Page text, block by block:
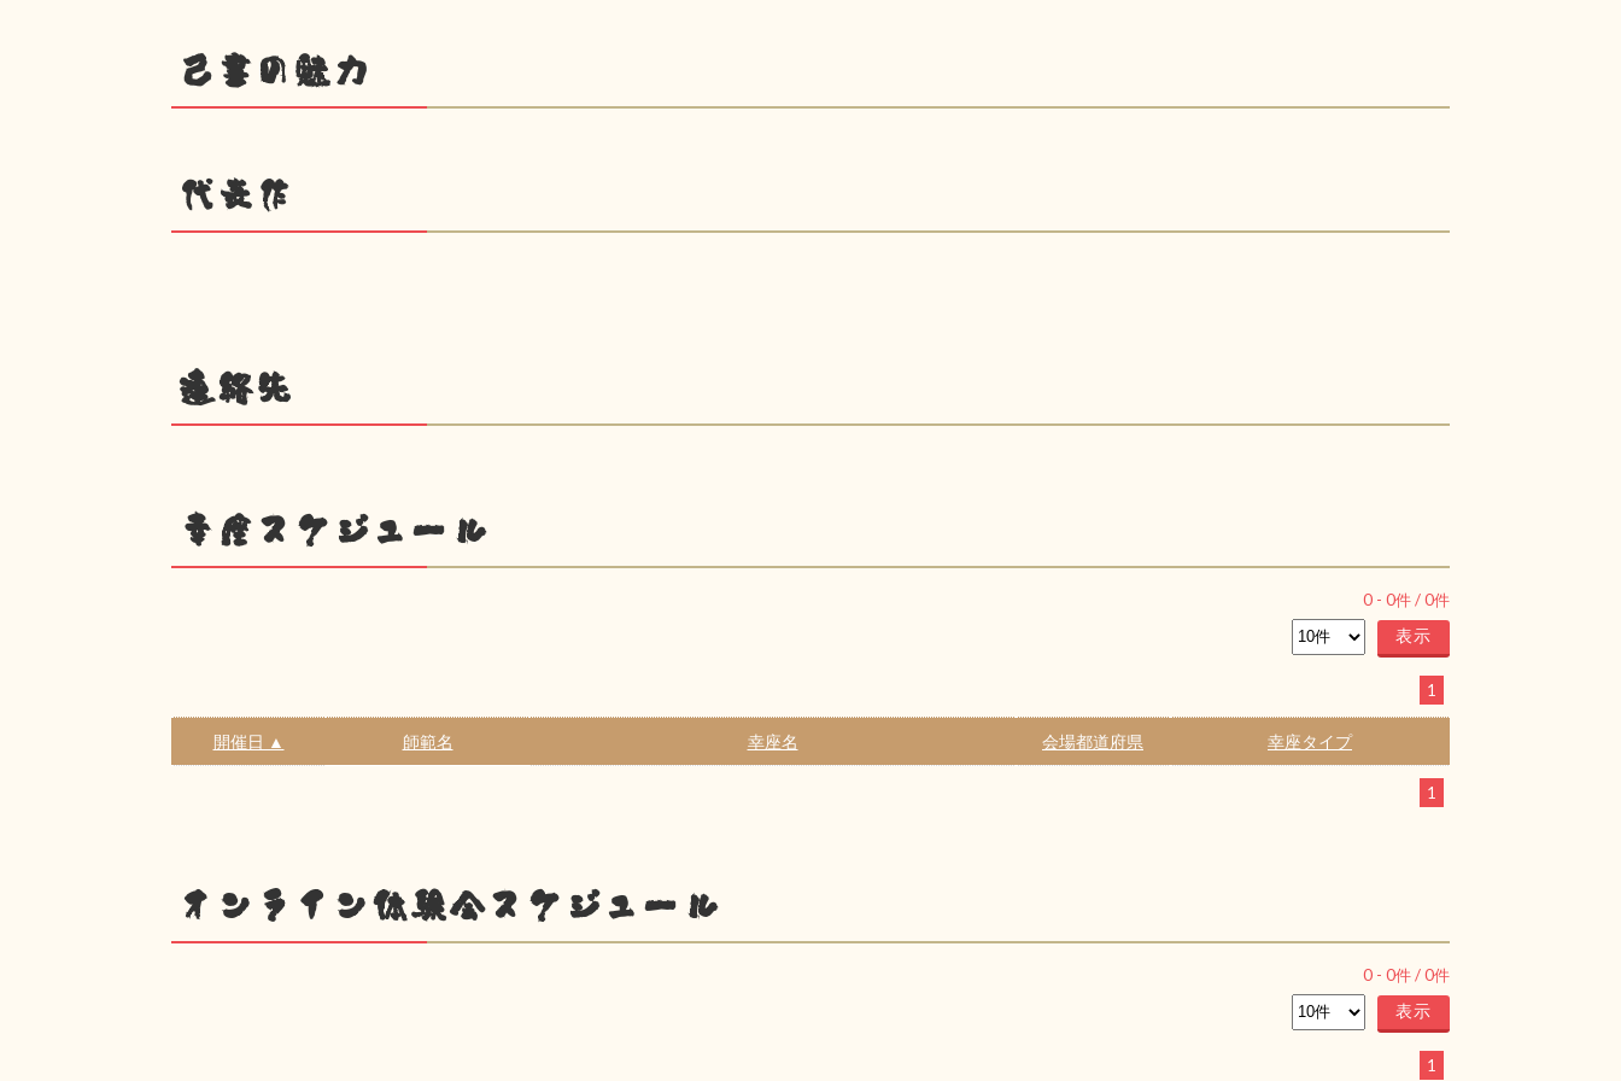
己書の魅力
代表作
連絡先
幸座スケジュール
0 - 0件 /0件
1
開催日 ▲ 師範名 幸座名 会場都道府県 幸座タイプ
1
オンライン体験会スケジュール
0 - 0件 /0件
1